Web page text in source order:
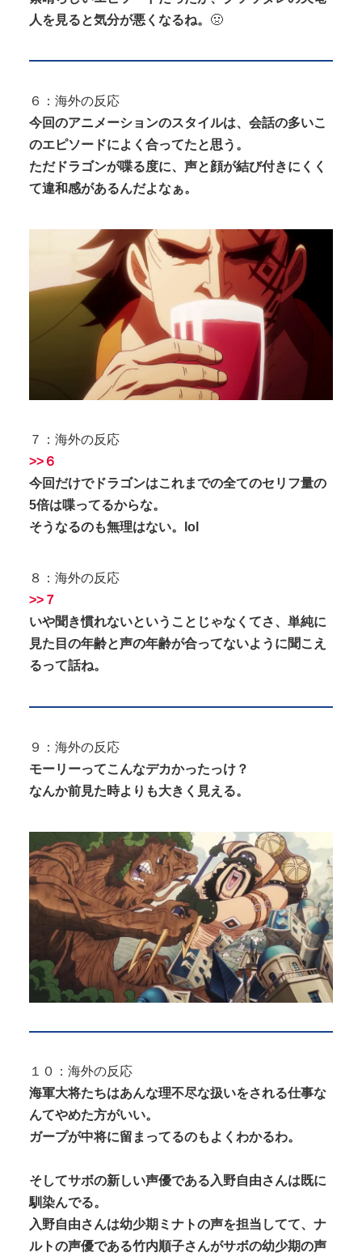
人を見ると気分が悪くなるね。 🤢
６：海外の反応
今回のアニメーションのスタイルは、会話の多いこ
のエピソードによく合ってたと思う。
ただドラゴンが喋る度に、声と顔が結び付きにくく
て違和感があるんだよなぁ。
７：海外の反応
>>６
今回だけでドラゴンはこれまでの全てのセリフ量の
5倍は喋ってるからな。
そうなるのも無理はない。lol
８：海外の反応
>>７
いや聞き慣れないということじゃなくてさ、単純に
見た目の年齢と声の年齢が合ってないように聞こえ
るって話ね。
９：海外の反応
モーリーってこんなデカかったっけ？
なんか前見た時よりも大きく見える。
１０：海外の反応
海軍大将たちはあんな理不尽な扱いをされる仕事な
んてやめた方がいい。
ガープが中将に留まってるのもよくわかるわ。
そしてサボの新しい声優である入野自由さんは既に
馴染んでる。
入野自由さんは幼少期ミナトの声を担当してて、ナ
ルトの声優である竹内順子さんがサボの幼少期の声